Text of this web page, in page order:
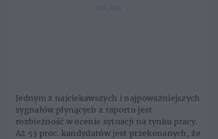
REKLAMA
Jednym z najciekawszych i najpoważniejszych
sygnałów płynących z raportu jest
rozbieżność w ocenie sytuacji na rynku pracy.
Aż 53 proc. kandydatów jest przekonanych, że